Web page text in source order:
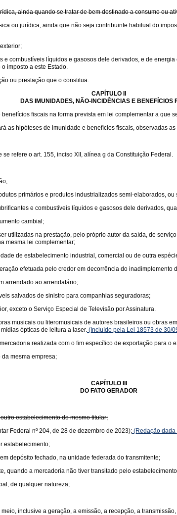
ainda quando se tratar de bem destinado a consumo ou
ou jurídica, ainda que não seja contribuinte habitual do
combustíveis líquidos e gasosos dele derivados, e de
imposto a este Estado.
ou prestação que o constitua.
CAPÍTULO II
DAS IMUNIDADES, NÃO-INCIDÊNCIAS E BENEFÍCIOS
fiscais na forma prevista em lei complementar a que
as hipóteses de imunidade e benefícios fiscais, observadas
refere o art. 155, inciso XII, alínea g da Constituição Federal.
primários e produtos industrializados semi-elaborados, ou
e combustíveis líquidos e gasosos dele derivados,
cambial;
utilizadas na prestação, pelo próprio autor da saída, de
mesma lei complementar;
de estabelecimento industrial, comercial ou de outra
efetuada pelo credor em decorrência do inadimplemento
arrendado ao arrendatário;
salvados de sinistro para companhias seguradoras;
exceto o Serviço Especial de Televisão por Assinatura.
musicais ou literomusicais de autores brasileiros ou obras
ópticas de leitura a laser. (Incluído pela Lei 18573 de 30/
realizada com o fim específico de exportação para o
mesma empresa;
CAPÍTULO III
DO FATO GERADOR
estabelecimento do mesmo titular;
Federal nº 204, de 28 de dezembro de 2023); (Redação
estabelecimento;
depósito fechado, na unidade federada do transmitente;
quando a mercadoria não tiver transitado pelo
de qualquer natureza;
inclusive a geração, a emissão, a recepção, a